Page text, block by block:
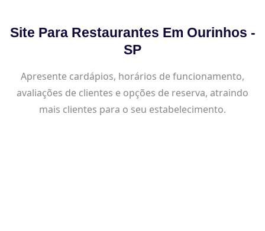
Site Para Restaurantes Em Ourinhos -
SP
Apresente cardápios, horários de funcionamento,
avaliações de clientes e opções de reserva, atraindo
mais clientes para o seu estabelecimento.